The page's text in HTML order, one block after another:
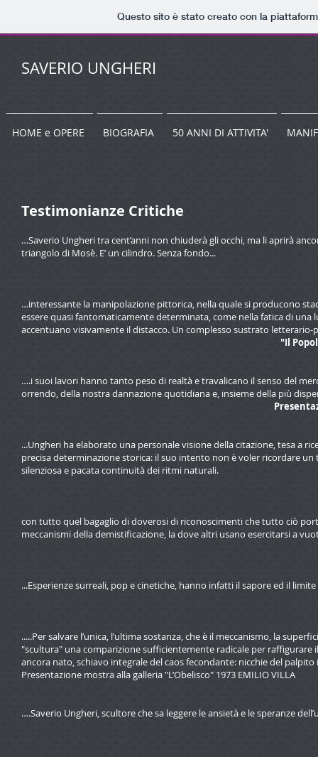
Questo sito è stato creato con la
SAVERIO UNGHERI
HOME e OPERE BIOGRAFIA 50 ANNI DI ATTIVITA'
Testimonianze Critiche
…Saverio Ungheri tra cent’anni non chiuderà gli occhi, ma li aprirà
triangolo di Mosè. E’ un cilindro. Senza fondo...
…interessante la manipolazione pittorica, nella quale si producono
essere quasi fantomaticamente determinata, come nella fatica di
accentuano visivamente il distacco. Un complesso sustrato
"Il
….i suoi lavori hanno tanto peso di realtà e travalicano il senso del
orrendo, della nostra dannazione quotidiana e, insieme della più
...Ungheri ha elaborato una personale visione della citazione, tesa a
precisa determinazione storica: il suo intento non è voler ricordare
silenziosa e pacata continuità dei ritmi naturali.
con tutto quel bagaglio di doverosi di riconoscimenti che tutto ciò
meccanismi della demistificazione, la dove altri usano esercitarsi a
...Esperienze surreali, pop e cinetiche, hanno infatti il sapore ed il
.....Per salvare l’unica, l’ultima sostanza, che è il meccanismo, la
"scultura" una comparizione sufficientemente radicale per
ancora nato, schiavo integrale del caos fecondante: nicchie del
Presentazione mostra alla galleria "L’Obelisco" 1973 EMILIO VILLA
….Saverio Ungheri, scultore che sa leggere le ansietà e le speranze